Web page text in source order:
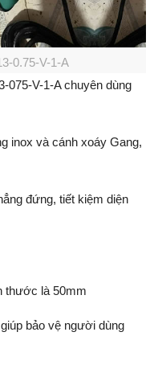
0.75-V-1-A
075-V-1-A chuyên dùng
inox và cánh xoáy Gang,
đứng, tiết kiệm diện
thước là 50mm
bảo vệ người dùng